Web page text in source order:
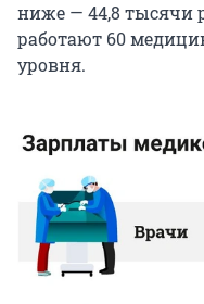
ниже — 44,8 тысячи
работают 60
уровня.